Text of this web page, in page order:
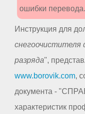
ошибки перевода.
Инструкция для
снегоочистителя
разряда",
www.borovik.com,
документа -
характеристик